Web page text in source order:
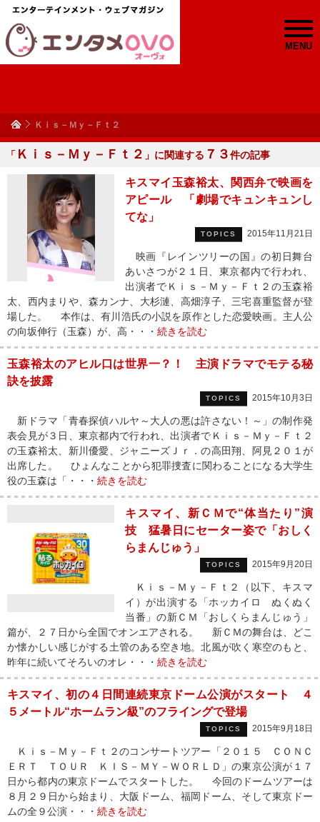
MENU
Ｋｉｓ－Ｍｙ－Ｆｔ２
「 Ｋｉｓ－Ｍｙ－Ｆｔ２ 」に関連する ７３件の記事
キスマイ玉森裕太、関西弁で映画を
アピール 「劇場でキュンキュンし
てな」
TOPICS 2015年11月21日
映画『レインツリーの国』の初日舞台
あいさつが２１日、東京都内で行われ、
出演者でＫｉｓ－Ｍｙ－Ｆｔ２の玉森裕
太、西内まりや、森カンナ、大杉漣、高畑淳子、三宅喜重監督が登
場した。 本作は、有川浩氏の小説を原作とした恋愛映画。主人公
の向坂伸行（玉森）が、高・・・ 続きを読む
玉森裕太のアヒル口は世界一？！ 主演ドラマでモテる秘
訣を披露
TOPICS 2015年10月3日
新ドラマ「青春探偵ハルヤ～大人の悪は許さない！～」の制作発
表会見が３日、東京都内で行われ、出演者でＫｉｓ－Ｍｙ－Ｆｔ２
の玉森裕太、新川優愛、ジャニーズＪｒ．の高田翔、阿見２０１が
出席した。 ひょんなことから犯罪捜査に関わることになる大学生
役の玉森は「・・・ 続きを読む
キスマイ、新ＣＭで“体当たり”演
技 猛暑日にセーター姿で「おしく
らまんじゅう」
TOPICS 2015年9月20日
Ｋｉｓ－Ｍｙ－Ｆｔ２（以下、キスマ
イ）が出演する「ホッカイロ ぬくぬく
当番」の新ＣＭ「おしくらまんじゅう」
篇が、２７日から全国でオンエアされる。 新ＣＭの舞台は、どこ
か懐かしい感じがする土管のある空き地。北風が吹く寒空のもと、
昨年に続いてそろいのオレ・・・ 続きを読む
キスマイ、初の４日間連続東京ドーム公演がスタート ４
５メートル“ホームラン級”のフライングで登場
TOPICS 2015年9月18日
Ｋｉｓ－Ｍｙ－Ｆｔ２のコンサートツアー「２０１５ ＣＯＮＣ
ＥＲＴ ＴＯＵＲ ＫＩＳ－ＭＹ－ＷＯＲＬＤ」の東京公演が１７
日から都内の東京ドームでスタートした。 今回のドームツアーは
８月２９日から始まり、大阪ドーム、福岡ドーム、そして東京ドー
ムの全９公演・・・ 続きを読む